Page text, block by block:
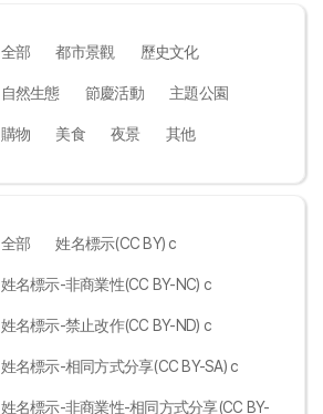
全部 都市景觀 歷史文化
自然生態 節慶活動 主題公園
購物 美食 夜景 其他
全部 姓名標示(CC BY) c
姓名標示-非商業性(CC BY-NC) c
姓名標示-禁止改作(CC BY-ND) c
姓名標示-相同方式分享(CC BY-SA) c
姓名標示-非商業性-相同方式分享(CC BY-